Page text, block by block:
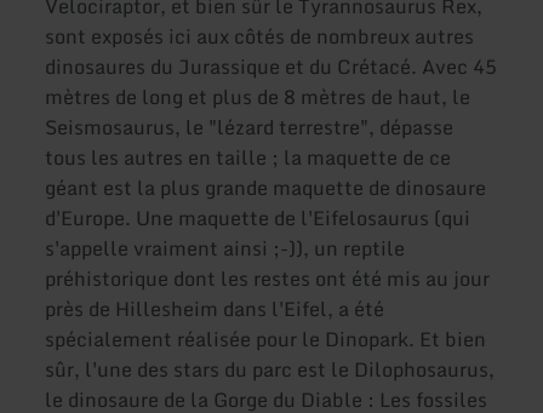
sont exposés ici aux côtés de nombreux autres
dinosaures du Jurassique et du Crétacé. Avec 45
mètres de long et plus de 8 mètres de haut, le
Seismosaurus, le "lézard terrestre", dépasse
tous les autres en taille ; la maquette de ce
géant est la plus grande maquette de dinosaure
d'Europe. Une maquette de l'Eifelosaurus (qui
s'appelle vraiment ainsi ;-)), un reptile
préhistorique dont les restes ont été mis au jour
près de Hillesheim dans l'Eifel, a été
spécialement réalisée pour le Dinopark. Et bien
sûr, l'une des stars du parc est le Dilophosaurus,
le dinosaure de la Gorge du Diable : Les fossiles